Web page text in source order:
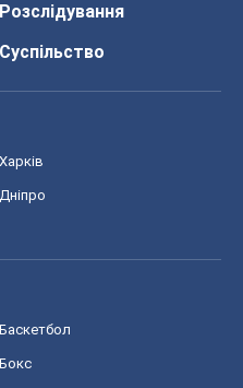
Розслідування
Суспільство
Харків
Дніпро
Баскетбол
Бокс